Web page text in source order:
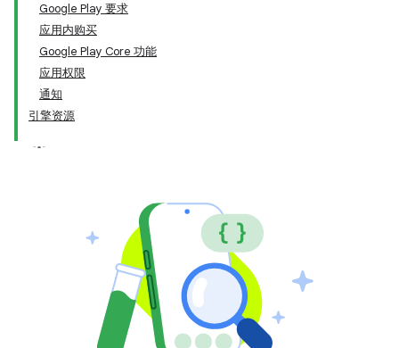
Google Play 要求
应用内购买
Google Play Core 功能
应用权限
通知
引擎资源